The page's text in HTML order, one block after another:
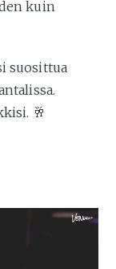
kuin
suosittua
🥂